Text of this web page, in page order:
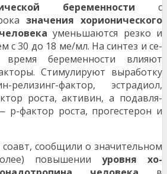
беременности с
значения хорионического
уменьшаются резко и
с 30 до 18 ме/мл. На синтез и се-
беременности влияют
Стимулируют выработку
релизинг-фактор, эстрадиол,
роста, активин, а подавля-
фактор роста, прогестерон и
сообщили о значительном
повышении уровня хо-